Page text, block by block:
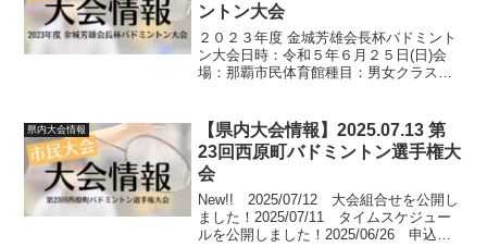
ントン大会
２０２３年度 金城芳雄会長杯バドミント
ン大会日時：令和５年６月２５日(日)会
場：那覇市民体育館種目：男女クラス別
５年６月１５日(木)詳細や注意事項につい
ては添付の画...
県内大会情報
【県内大会情報】2025.07.13 第
23回西原町バドミントン選手権大
会
New!! 2025/07/12 大会組合せを公開し
ました！2025/07/11 タイムスケジュー
ルを公開しました！2025/06/26 申込状